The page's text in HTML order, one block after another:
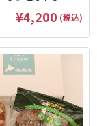
¥4,200 (税込)